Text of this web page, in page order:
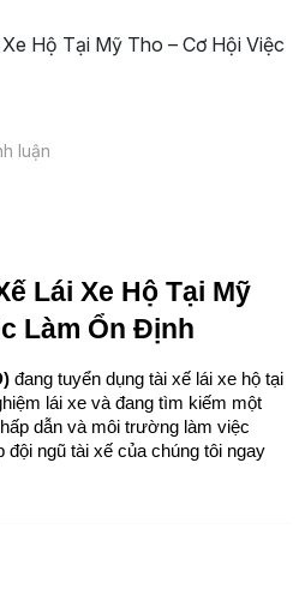
luận
Lái Xe Hộ Tại Mỹ
Làm Ổn Định
đang tuyển dụng tài xế lái xe hộ tại
lái xe và đang tìm kiếm một
dẫn và môi trường làm việc
đội ngũ tài xế của chúng tôi ngay